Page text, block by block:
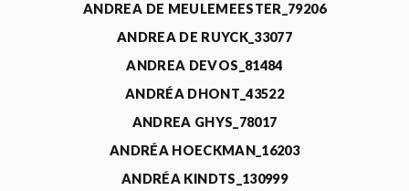
ANDREA DE MEULEMEESTER_79206
ANDREA DE RUYCK_33077
ANDREA DEVOS_81484
ANDRÉA DHONT_43522
ANDREA GHYS_78017
ANDRÉA HOECKMAN_16203
ANDRÉA KINDTS_130999